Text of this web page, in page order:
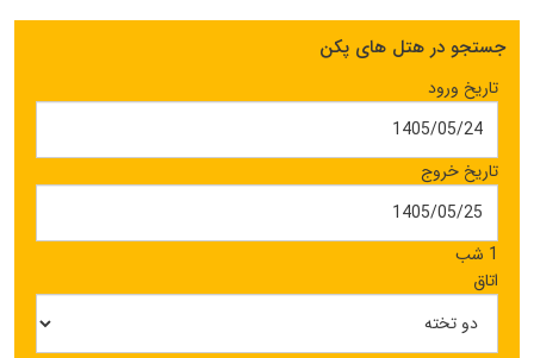
جستجو در هتل های پکن
تاریخ ورود
تاریخ خروج
1 شب
اتاق